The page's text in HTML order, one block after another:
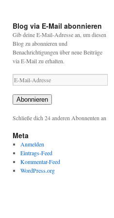
attenborough
gartenvoegel/index.html
Blog via E-Mail abonnieren
Gib deine E-Mail-Adresse an, um diesen
Blog zu abonnieren und
Benachrichtigungen über neue Beiträge
via E-Mail zu erhalten.
E-
Mail-
Adresse
Abonnieren
Schließe dich 24 anderen Abonnenten an
Meta
Anmelden
Eintrags-Feed
Kommentar-Feed
WordPress.org